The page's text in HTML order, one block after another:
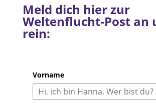
Meld dich hier zur
Weltenflucht-Post an
rein:
Vorname